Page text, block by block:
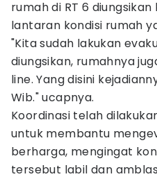
rumah di RT 6
lantaran kondisi rumah
"Kita sudah lakukan
diungsikan, rumahnya
line. Yang disini
Wib." ucapnya.
Koordinasi telah
untuk membantu
berharga, mengingat
tersebut labil dan